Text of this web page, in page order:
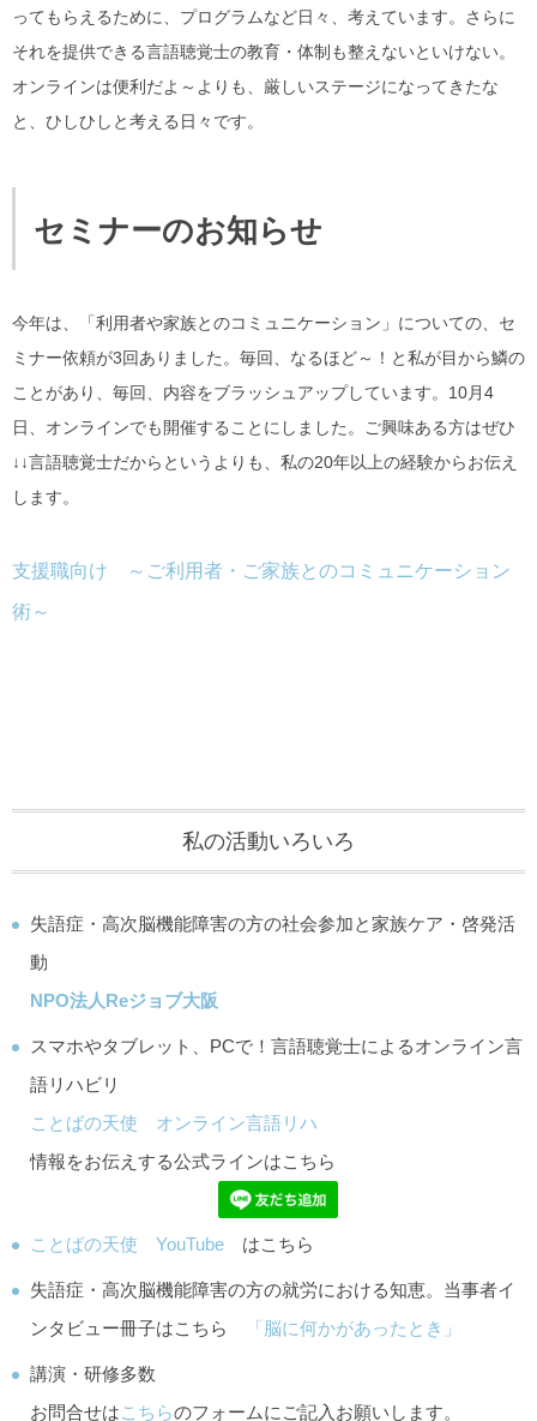
ってもらえるために、プログラムなど日々、考えています。さらに
それを提供できる言語聴覚士の教育・体制も整えないといけない。
オンラインは便利だよ～よりも、厳しいステージになってきたな
と、ひしひしと考える日々です。
セミナーのお知らせ
今年は、「利用者や家族とのコミュニケーション」についての、セ
ミナー依頼が3回ありました。毎回、なるほど～！と私が目から鱗の
ことがあり、毎回、内容をブラッシュアップしています。10月4
日、オンラインでも開催することにしました。ご興味ある方はぜひ
↓↓言語聴覚士だからというよりも、私の20年以上の経験からお伝え
します。
支援職向け ～ご利用者・ご家族とのコミュニケーション
術～
私の活動いろいろ
失語症・高次脳機能障害の方の社会参加と家族ケア・啓発活
動
NPO法人Reジョブ大阪
スマホやタブレット、PCで！言語聴覚士によるオンライン言
語リハビリ
ことばの天使 オンライン言語リハ
情報をお伝えする公式ラインはこちら
ことばの天使 YouTube はこちら
失語症・高次脳機能障害の方の就労における知恵。当事者イ
ンタビュー冊子はこちら
「脳に何かがあったとき」
講演・研修多数
お問合せはこちらのフォームにご記入お願いします。